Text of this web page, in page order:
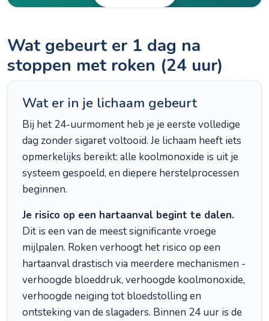
Wat gebeurt er 1 dag na
stoppen met roken (24 uur)
Wat er in je lichaam gebeurt
Bij het 24-uurmoment heb je je eerste volledige
dag zonder sigaret voltooid. Je lichaam heeft iets
opmerkelijks bereikt: alle koolmonoxide is uit je
systeem gespoeld, en diepere herstelprocessen
beginnen.
Je risico op een hartaanval begint te dalen.
Dit is een van de meest significante vroege
mijlpalen. Roken verhoogt het risico op een
hartaanval drastisch via meerdere mechanismen -
verhoogde bloeddruk, verhoogde koolmonoxide,
verhoogde neiging tot bloedstolling en
ontsteking van de slagaders. Binnen 24 uur is de